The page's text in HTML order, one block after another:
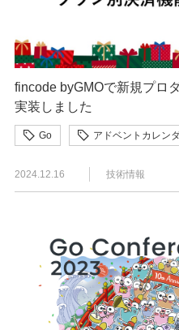
fincode byGMOで新規プロ
実装しました
Go アドベントカレン
2024.12.16 技術情報